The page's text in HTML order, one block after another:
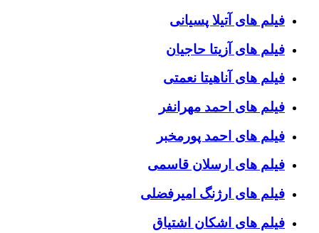
فیلم های آتیلا پسیانی
فیلم های آزیتا حاجیان
فیلم های آناهیتا نعمتی
فیلم های احمد مهرانفر
فیلم های احمد پورمخبر
فیلم های ارسلان قاسمی
فیلم های ارژنگ امیرفضلی
فیلم های اشکان اشتیاق